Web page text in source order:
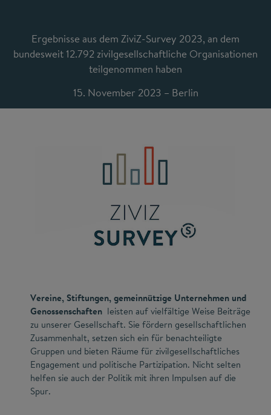
Ergebnisse aus dem ZiviZ-Survey 2023, an dem
bundesweit 12.792 zivilgesellschaftliche Organisationen
teilgenommen haben
15. November 2023 – Berlin
Vereine, Stiftungen, gemeinnützige Unternehmen und
Genossenschaften leisten auf vielfältige Weise Beiträge
zu unserer Gesellschaft. Sie fördern gesellschaftlichen
Zusammenhalt, setzen sich ein für benachteiligte
Gruppen und bieten Räume für zivilgesellschaftliches
Engagement und politische Partizipation. Nicht selten
helfen sie auch der Politik mit ihren Impulsen auf die
Spur.